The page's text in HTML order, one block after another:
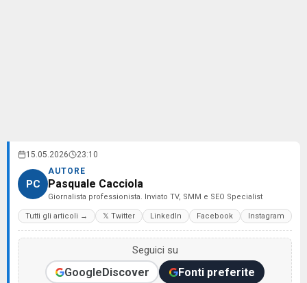
15.05.2026 23:10
PC
AUTORE
Pasquale Cacciola
Giornalista professionista. Inviato TV, SMM e SEO Specialist
Tutti gli articoli → 𝕏 Twitter LinkedIn Facebook Instagram
Seguici su
GoogleDiscover Fonti preferite